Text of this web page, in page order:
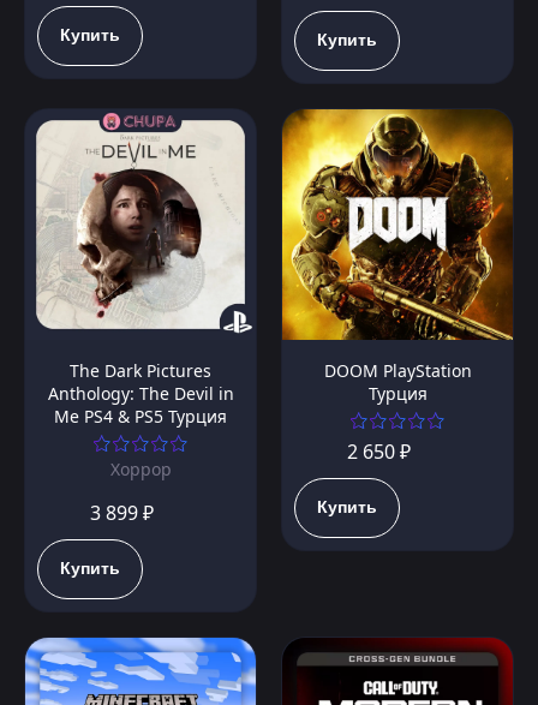
Купить Купить
The Dark Pictures
Anthology: The Devil in
Me PS4 & PS5 Турция
Хоррор
3 899 ₽
Купить
DOOM PlayStation
Турция
2 650 ₽
Купить